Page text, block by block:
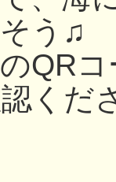
う♫
QR
くだ